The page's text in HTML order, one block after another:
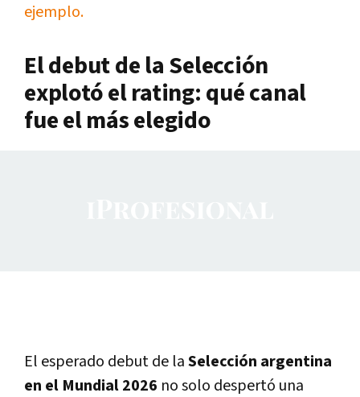
ejemplo.
El debut de la Selección
explotó el rating: qué canal
fue el más elegido
El esperado debut de laSelección argentina
en el Mundial 2026 no solo despertó una